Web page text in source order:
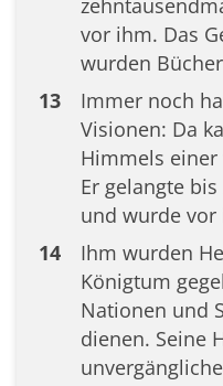
vor ihm. Das
wurden
13
Immer noch
Visionen: Da
Himmels
Er gelangte
und wurde
14
Ihm wurden
Königtum
Nationen und
dienen. Seine